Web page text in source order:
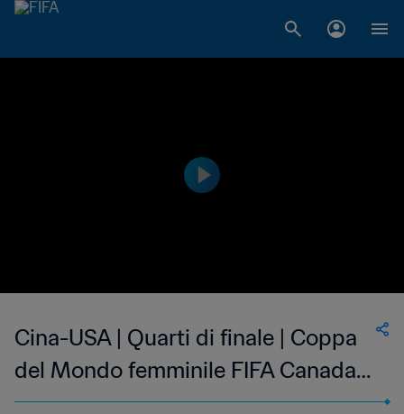
Cina-USA | Quarti di finale | Coppa
del Mondo femminile FIFA Canada
2015 | Highlights